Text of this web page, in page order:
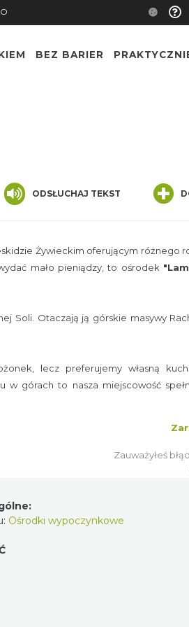
BEZ BARIER
ODSŁUCHAJ TEKST
Żywieckim oferującym różnego
mało pieniądzy, to ośrodek
Soli. Otaczają ją górskie masywy
lecz preferujemy własną
górach to nasza miejscowość
Zauważyłeś
Ośrodki wypoczynkowe